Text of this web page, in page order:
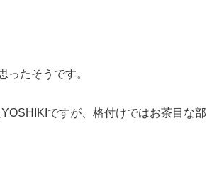
ったそうです。
ですが、格付けではお茶目な部